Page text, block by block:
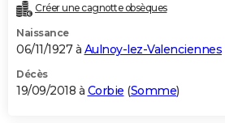
Créer une cagnotte obsèques
Naissance
06/11/1927 à Aulnoy-lez-Valenciennes
Décès
19/09/2018 à Corbie (Somme)